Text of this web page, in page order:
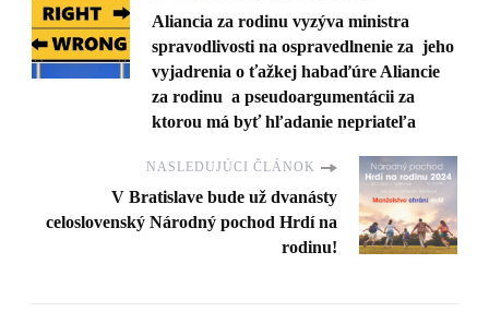
Aliancia za rodinu vyzýva ministra
spravodlivosti na ospravedlnenie za jeho
vyjadrenia o ťažkej habaďúre Aliancie
za rodinu a pseudoargumentácii za
ktorou má byť hľadanie nepriateľa
NASLEDUJÚCI ČLÁNOK
V Bratislave bude už dvanásty
celoslovenský Národný pochod Hrdí na
rodinu!